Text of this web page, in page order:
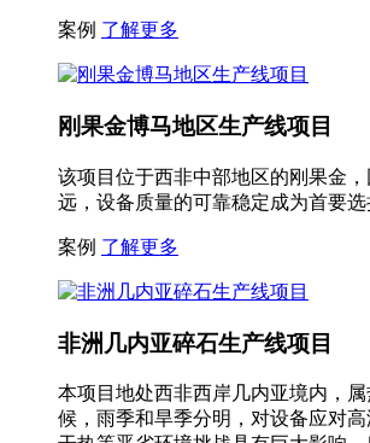
案例 了解更多
刚果金博马地区生产线项目
该项目位于西非中部地区的刚果金
远，设备质量的可靠稳定成为首要选
案例 了解更多
非洲几内亚碎石生产线项目
本项目地处西非西岸几内亚境内，
候，雨季和旱季分明，对设备应对